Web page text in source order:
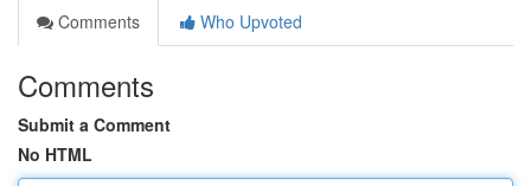
Comments
Who Upvoted
Comments
Submit a Comment
No HTML